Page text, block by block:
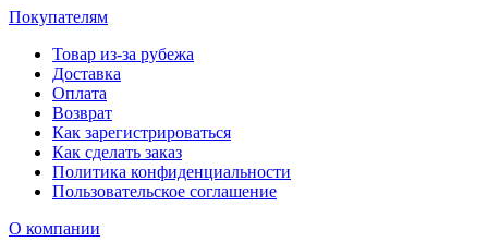
Покупателям
Товар из-за рубежа
Доставка
Оплата
Возврат
Как зарегистрироваться
Как сделать заказ
Политика конфиденциальности
Пользовательское соглашение
О компании